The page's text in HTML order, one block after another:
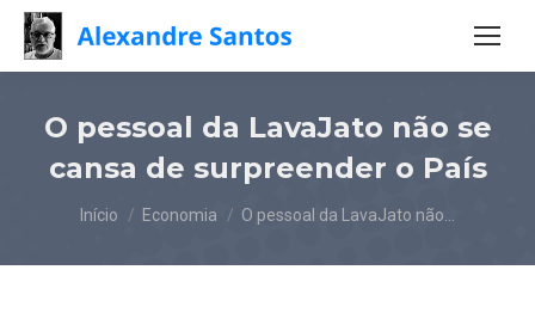
O pessoal da LavaJato não se
cansa de surpreender o País
Você está aqui:
Início Economia O pessoal da LavaJato não…